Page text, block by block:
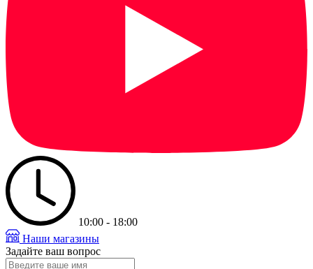
10:00 - 18:00
Наши магазины
Задайте ваш вопрос